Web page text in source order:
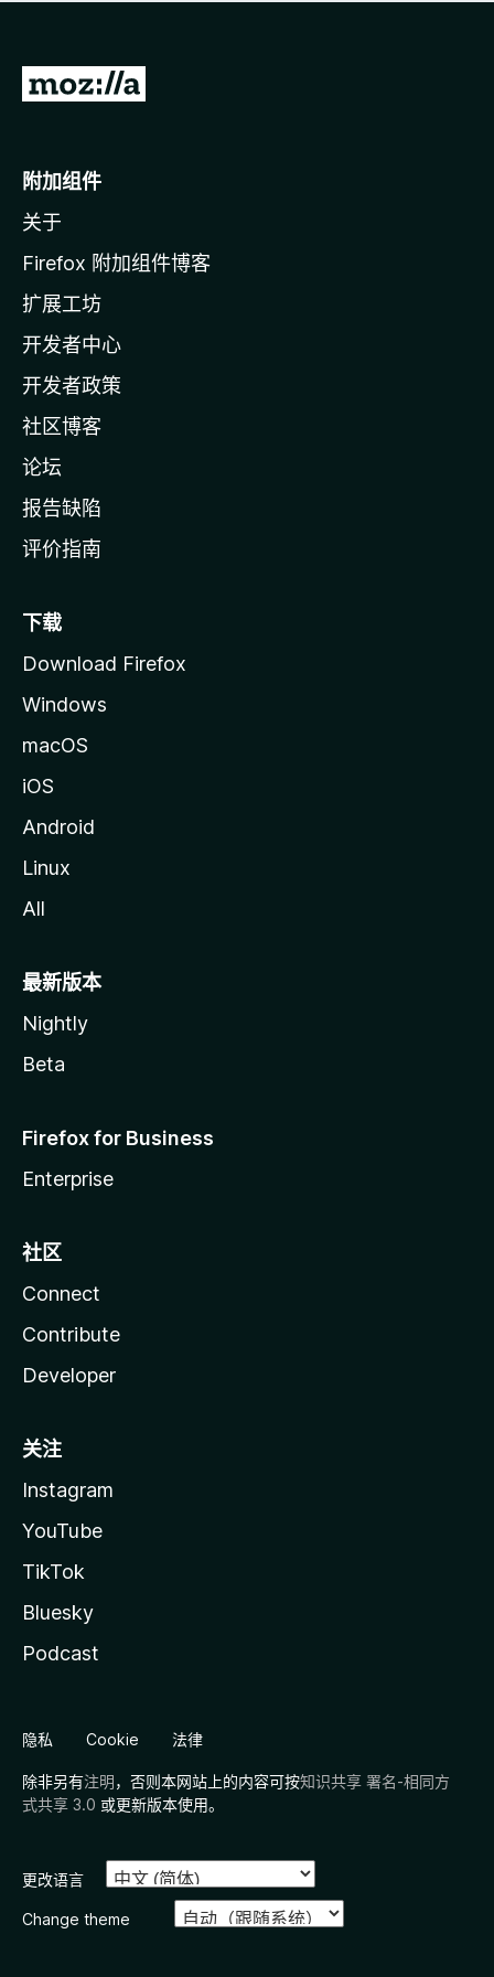
无
转
o
i
l
a
主
页
附加组件
关于
Firefox 附加组件博客
扩展工坊
开发者中心
开发者政策
社区博客
论坛
报告缺陷
评价指南
下载
Download Firefox
Windows
macOS
iOS
Android
Linux
All
最新版本
Nightly
Beta
Firefox for Business
Enterprise
社区
Connect
Contribute
Developer
关注
Instagram
YouTube
TikTok
Bluesky
Podcast
隐私 Cookie 法律
除非另有注明，否则本网站上的内容可按知识共享 署名-相同方
式共享 3.0 或更新版本使用。
更改语言
Change theme